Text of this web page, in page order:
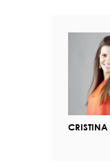
CRISTINA